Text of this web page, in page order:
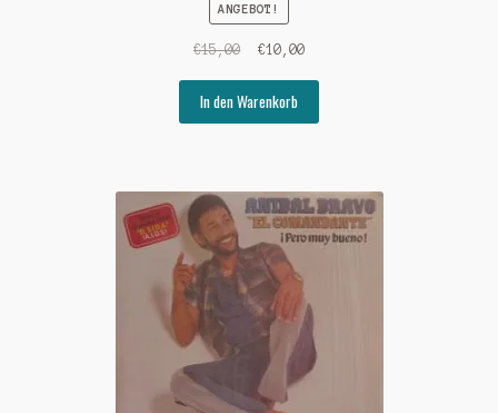
ANGEBOT!
€15,00
Ursprünglicher
war:
€15,00
€10,00Aktueller
€10,00.
In den Warenkorb